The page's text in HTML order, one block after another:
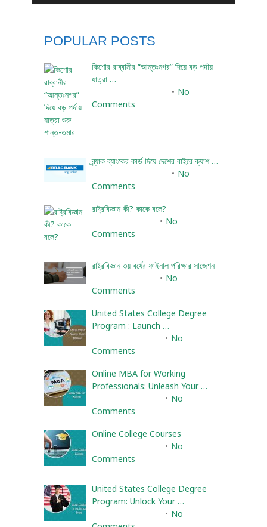
POPULAR POSTS
কিশোর রাব্বানীর “আন্তঃনগর” দিয়ে বড় পর্দায়
যাত্রা …
No
Comments
ব্র্যাক ব্যাংকের কার্ড দিয়ে দেশের বাইরে ক্যাশ …
No
Comments
রাষ্ট্রবিজ্ঞান কী? কাকে বলে?
No
Comments
রাষ্ট্রবিজ্ঞান ৩য় বর্ষের ফাইনাল পরিক্ষার সাজেশন
No
Comments
United States College Degree
Program : Launch …
No
Comments
Online MBA for Working
Professionals: Unleash Your …
No
Comments
Online College Courses
No
Comments
United States College Degree
Program: Unlock Your …
No